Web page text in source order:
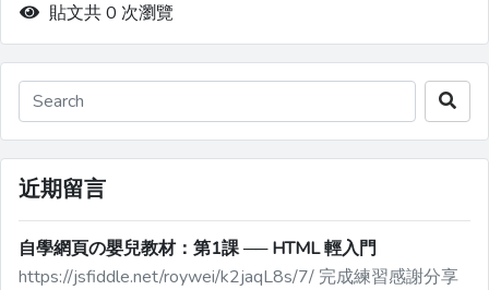
貼文共 0 次瀏覽
近期留言
自學網頁の嬰兒教材：第1課 ── HTML 輕入門
https://jsfiddle.net/roywei/k2jaqL8s/7/ 完成練習感謝分享